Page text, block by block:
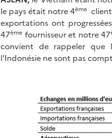
le pays était notre 4ème
exportations ont
47ème fournisseur et notre 47
convient de rappeler que
l’Indonésie ne sont pas